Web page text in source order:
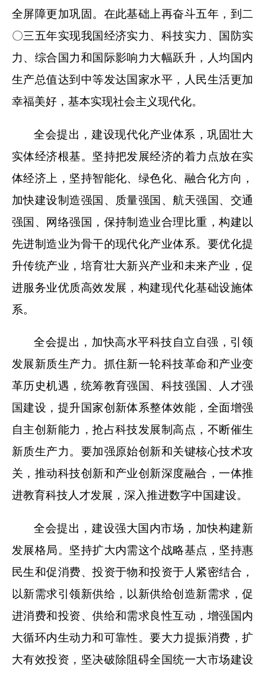
全屏障更加巩固。在此基础上再奋斗五年，到二
〇三五年实现我国经济实力、科技实力、国防实
力、综合国力和国际影响力大幅跃升，人均国内
生产总值达到中等发达国家水平，人民生活更加
幸福美好，基本实现社会主义现代化。
全会提出，建设现代化产业体系，巩固壮大
实体经济根基。坚持把发展经济的着力点放在实
体经济上，坚持智能化、绿色化、融合化方向，
加快建设制造强国、质量强国、航天强国、交通
强国、网络强国，保持制造业合理比重，构建以
先进制造业为骨干的现代化产业体系。要优化提
升传统产业，培育壮大新兴产业和未来产业，促
进服务业优质高效发展，构建现代化基础设施体
系。
全会提出，加快高水平科技自立自强，引领
发展新质生产力。抓住新一轮科技革命和产业变
革历史机遇，统筹教育强国、科技强国、人才强
国建设，提升国家创新体系整体效能，全面增强
自主创新能力，抢占科技发展制高点，不断催生
新质生产力。要加强原始创新和关键核心技术攻
关，推动科技创新和产业创新深度融合，一体推
进教育科技人才发展，深入推进数字中国建设。
全会提出，建设强大国内市场，加快构建新
发展格局。坚持扩大内需这个战略基点，坚持惠
民生和促消费、投资于物和投资于人紧密结合，
以新需求引领新供给，以新供给创造新需求，促
进消费和投资、供给和需求良性互动，增强国内
大循环内生动力和可靠性。要大力提振消费，扩
大有效投资，坚决破除阻碍全国统一大市场建设